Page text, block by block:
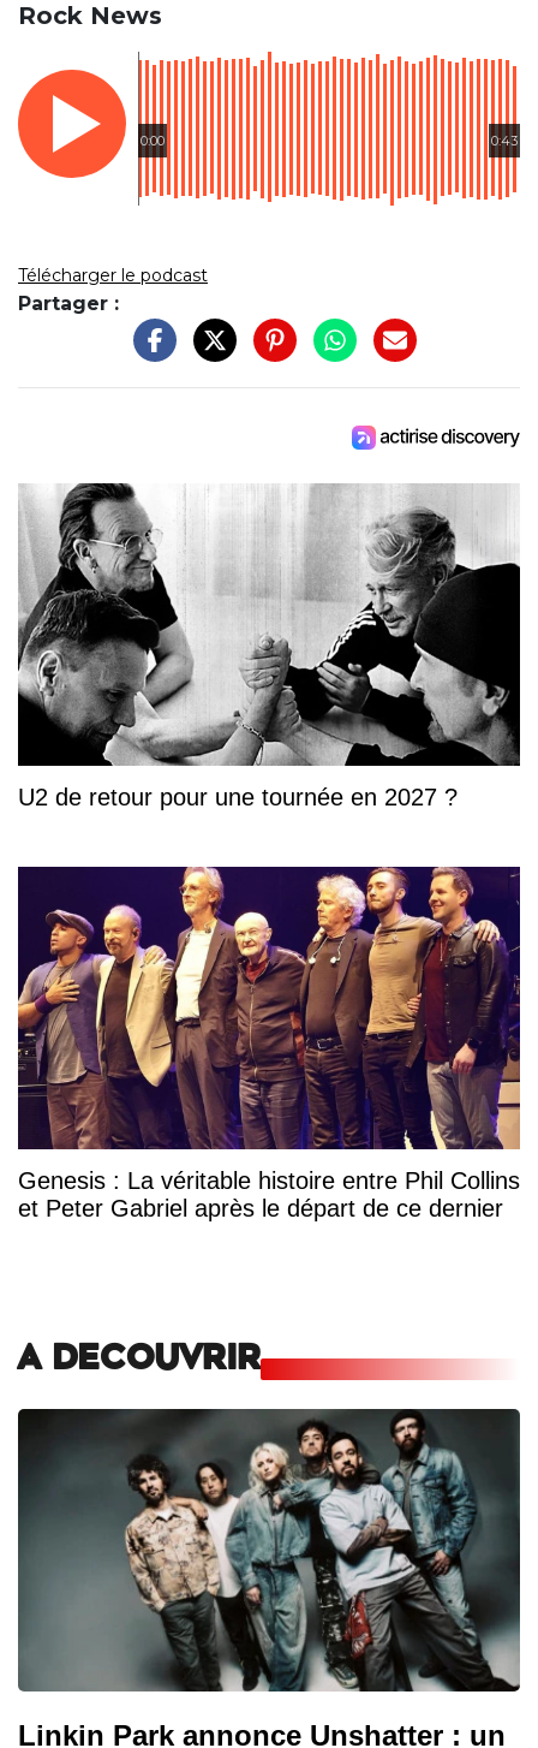
Rock News
0:00 0:43
Télécharger le podcast
Partager :
U2 de retour pour une tournée en 2027 ?
Genesis : La véritable histoire entre Phil Collins
et Peter Gabriel après le départ de ce dernier
A DECOUVRIR
Linkin Park annonce Unshatter : un